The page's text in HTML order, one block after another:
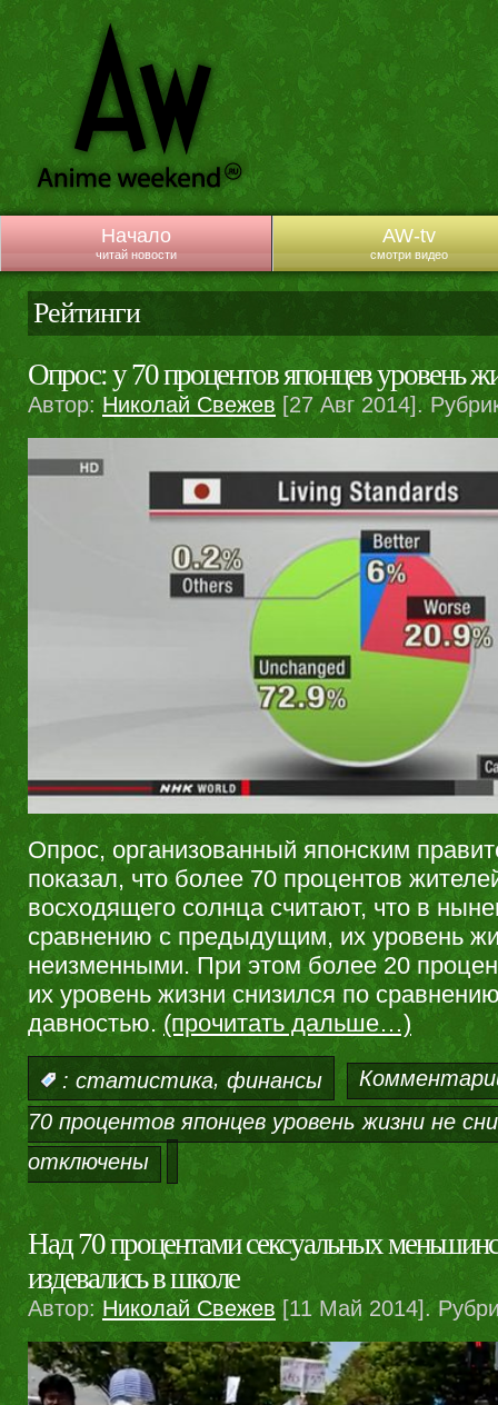
Начало
читай новости
AW-tv
смотри видео
Рейтинги
Опрос: у 70 процентов японцев уровень
Автор: Николай Свежев [27 Авг 2014].
Опрос, организованный японским
показал, что более 70 процентов
восходящего солнца считают, что в
сравнению с предыдущим, их уровень
неизменными. При этом более 20
их уровень жизни снизился по
давностью. (прочитать дальше…)
: статистика, финансы
70 процентов японцев уровень жизни не
отключены
Над 70 процентами сексуальных
издевались в школе
Автор: Николай Свежев [11 Май 2014].